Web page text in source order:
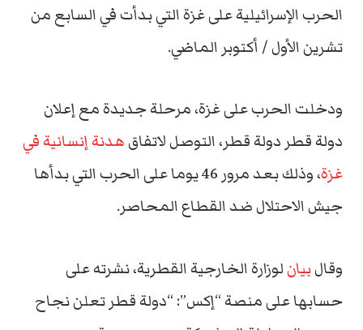
الحرب الإسرائيلية على غزة التي بدأت في السابع من
تشرين الأول / أكتوبر الماضي.
ودخلت الحرب على غزة، مرحلة جديدة مع إعلان
دولة قطر دولة قطر، التوصل لاتفاقهدنة إنسانية في
غزة
، وذلك بعد مرور 46 يوما على الحرب التي بدأها
جيش الاحتلال ضد القطاع المحاصر.
وقالبيانلوزارة الخارجية القطرية، نشرته على
حسابها على منصة “إكس”: “دولة قطر تعلن نجاح